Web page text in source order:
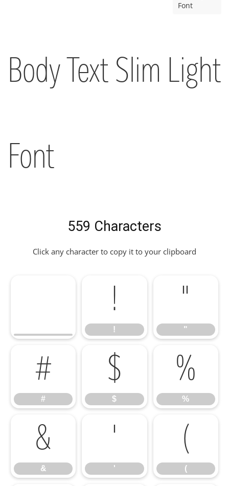
Font
Body Text Slim Light
Font
559 Characters
Click any character to copy it to your clipboard
!
!
"
"
#
#
$
$
%
%
&
&
'
'
(
(